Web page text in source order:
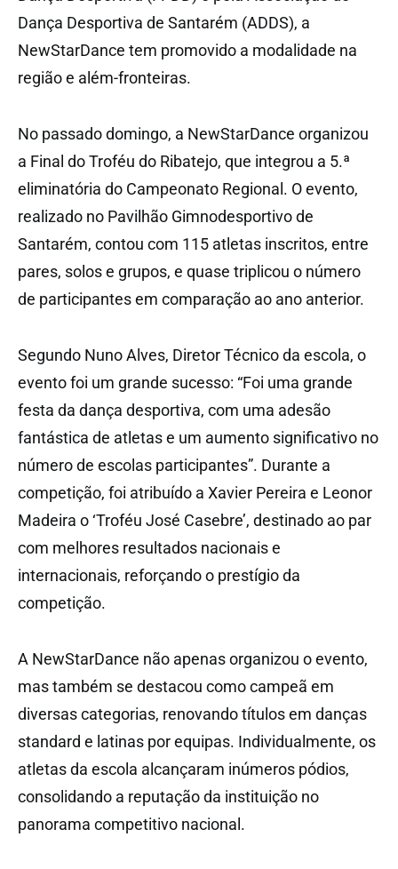
Dança Desportiva de Santarém (ADDS), a
NewStarDance tem promovido a modalidade na
região e além-fronteiras.
No passado domingo, a NewStarDance organizou
a Final do Troféu do Ribatejo, que integrou a 5.ª
eliminatória do Campeonato Regional. O evento,
realizado no Pavilhão Gimnodesportivo de
Santarém, contou com 115 atletas inscritos, entre
pares, solos e grupos, e quase triplicou o número
de participantes em comparação ao ano anterior.
Segundo Nuno Alves, Diretor Técnico da escola, o
evento foi um grande sucesso: “Foi uma grande
festa da dança desportiva, com uma adesão
fantástica de atletas e um aumento significativo no
número de escolas participantes”. Durante a
competição, foi atribuído a Xavier Pereira e Leonor
Madeira o ‘Troféu José Casebre’, destinado ao par
com melhores resultados nacionais e
internacionais, reforçando o prestígio da
competição.
A NewStarDance não apenas organizou o evento,
mas também se destacou como campeã em
diversas categorias, renovando títulos em danças
standard e latinas por equipas. Individualmente, os
atletas da escola alcançaram inúmeros pódios,
consolidando a reputação da instituição no
panorama competitivo nacional.